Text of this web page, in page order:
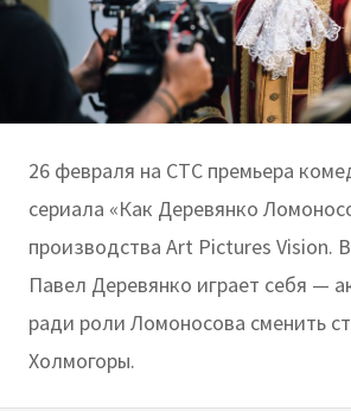
26 февраля на СТС премьера
сериала «Как Деревянко
производства Art Pictures Vision.
Павел Деревянко играет себя —
ради роли Ломоносова сменить
Холмогоры.